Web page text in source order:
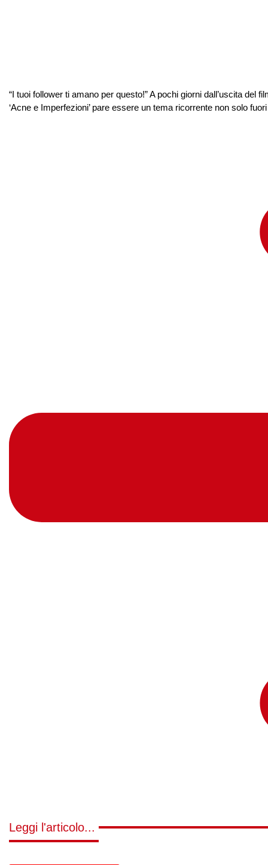
“I tuoi follower ti amano per questo!” A pochi giorni dall’uscita del
‘Acne e Imperfezioni’ pare essere un tema ricorrente non solo
Leggi l'articolo...